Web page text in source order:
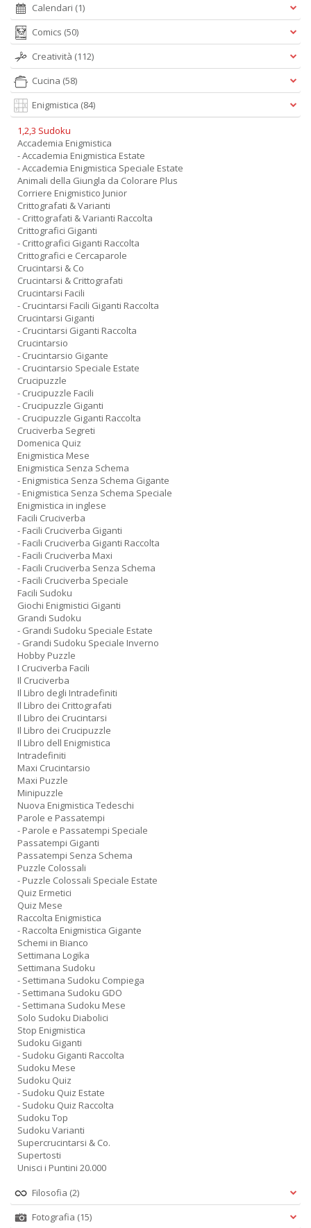
Calendari (1)
Comics (50)
Creatività (112)
Cucina (58)
Enigmistica (84)
1,2,3 Sudoku
Accademia Enigmistica
- Accademia Enigmistica Estate
- Accademia Enigmistica Speciale Estate
Animali della Giungla da Colorare Plus
Corriere Enigmistico Junior
Crittografati & Varianti
- Crittografati & Varianti Raccolta
Crittografici Giganti
- Crittografici Giganti Raccolta
Crittografici e Cercaparole
Crucintarsi & Co
Crucintarsi & Crittografati
Crucintarsi Facili
- Crucintarsi Facili Giganti Raccolta
Crucintarsi Giganti
- Crucintarsi Giganti Raccolta
Crucintarsio
- Crucintarsio Gigante
- Crucintarsio Speciale Estate
Crucipuzzle
- Crucipuzzle Facili
- Crucipuzzle Giganti
- Crucipuzzle Giganti Raccolta
Cruciverba Segreti
Domenica Quiz
Enigmistica Mese
Enigmistica Senza Schema
- Enigmistica Senza Schema Gigante
- Enigmistica Senza Schema Speciale
Enigmistica in inglese
Facili Cruciverba
- Facili Cruciverba Giganti
- Facili Cruciverba Giganti Raccolta
- Facili Cruciverba Maxi
- Facili Cruciverba Senza Schema
- Facili Cruciverba Speciale
Facili Sudoku
Giochi Enigmistici Giganti
Grandi Sudoku
- Grandi Sudoku Speciale Estate
- Grandi Sudoku Speciale Inverno
Hobby Puzzle
I Cruciverba Facili
Il Cruciverba
Il Libro degli Intradefiniti
Il Libro dei Crittografati
Il Libro dei Crucintarsi
Il Libro dei Crucipuzzle
Il Libro dell Enigmistica
Intradefiniti
Maxi Crucintarsio
Maxi Puzzle
Minipuzzle
Nuova Enigmistica Tedeschi
Parole e Passatempi
- Parole e Passatempi Speciale
Passatempi Giganti
Passatempi Senza Schema
Puzzle Colossali
- Puzzle Colossali Speciale Estate
Quiz Ermetici
Quiz Mese
Raccolta Enigmistica
- Raccolta Enigmistica Gigante
Schemi in Bianco
Settimana Logika
Settimana Sudoku
- Settimana Sudoku Compiega
- Settimana Sudoku GDO
- Settimana Sudoku Mese
Solo Sudoku Diabolici
Stop Enigmistica
Sudoku Giganti
- Sudoku Giganti Raccolta
Sudoku Mese
Sudoku Quiz
- Sudoku Quiz Estate
- Sudoku Quiz Raccolta
Sudoku Top
Sudoku Varianti
Supercrucintarsi & Co.
Supertosti
Unisci i Puntini 20.000
Filosofia (2)
Fotografia (15)